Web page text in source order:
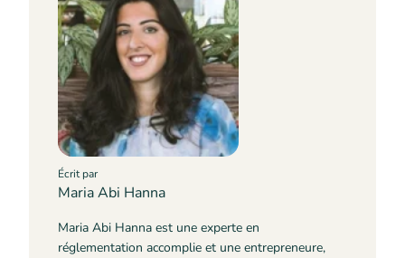
Écrit par
Maria Abi Hanna
Maria Abi Hanna est une experte en
réglementation accomplie et une entrepreneure,